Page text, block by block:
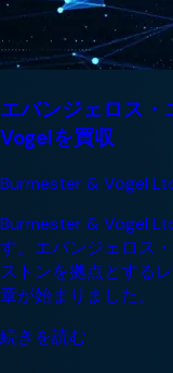
エバンジェロス
Vogelを買収
Burmester & Vogel
Burmester & Vogel
す。エバンジェロス
ストンを拠点とする
章が始まりました。
続きを読む